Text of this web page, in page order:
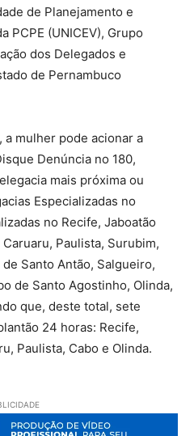
de Planejamento e
PCPE (UNICEV), Grupo
dos Delegados e
de Pernambuco
a mulher pode acionar a
Denúncia no 180,
mais próxima ou
Especializadas no
no Recife, Jaboatão
Paulista, Surubim,
Santo Antão, Salgueiro,
de Santo Agostinho, Olinda,
que, deste total, sete
24 horas: Recife,
Paulista, Cabo e Olinda.